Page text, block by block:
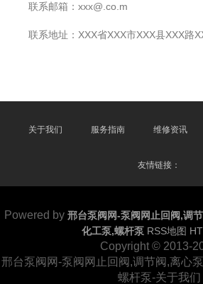
联系邮箱：xxx@.co.m
联系地址：XXX省XXX市XXX县XXX路
关于我们 服务指南 维修资讯
友情链接：
Powered by 邢台泵阀网-泵阀网止回阀,调
化工泵,螺杆泵 RSS地图
Copyright © 2013-
邢台泵阀网-泵阀网止回阀,调节阀,离心
螺杆泵-关于我们